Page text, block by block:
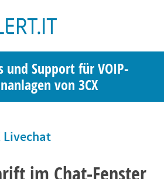
und Support für VOIP-
von 3CX
Livechat
im Chat-Fenster